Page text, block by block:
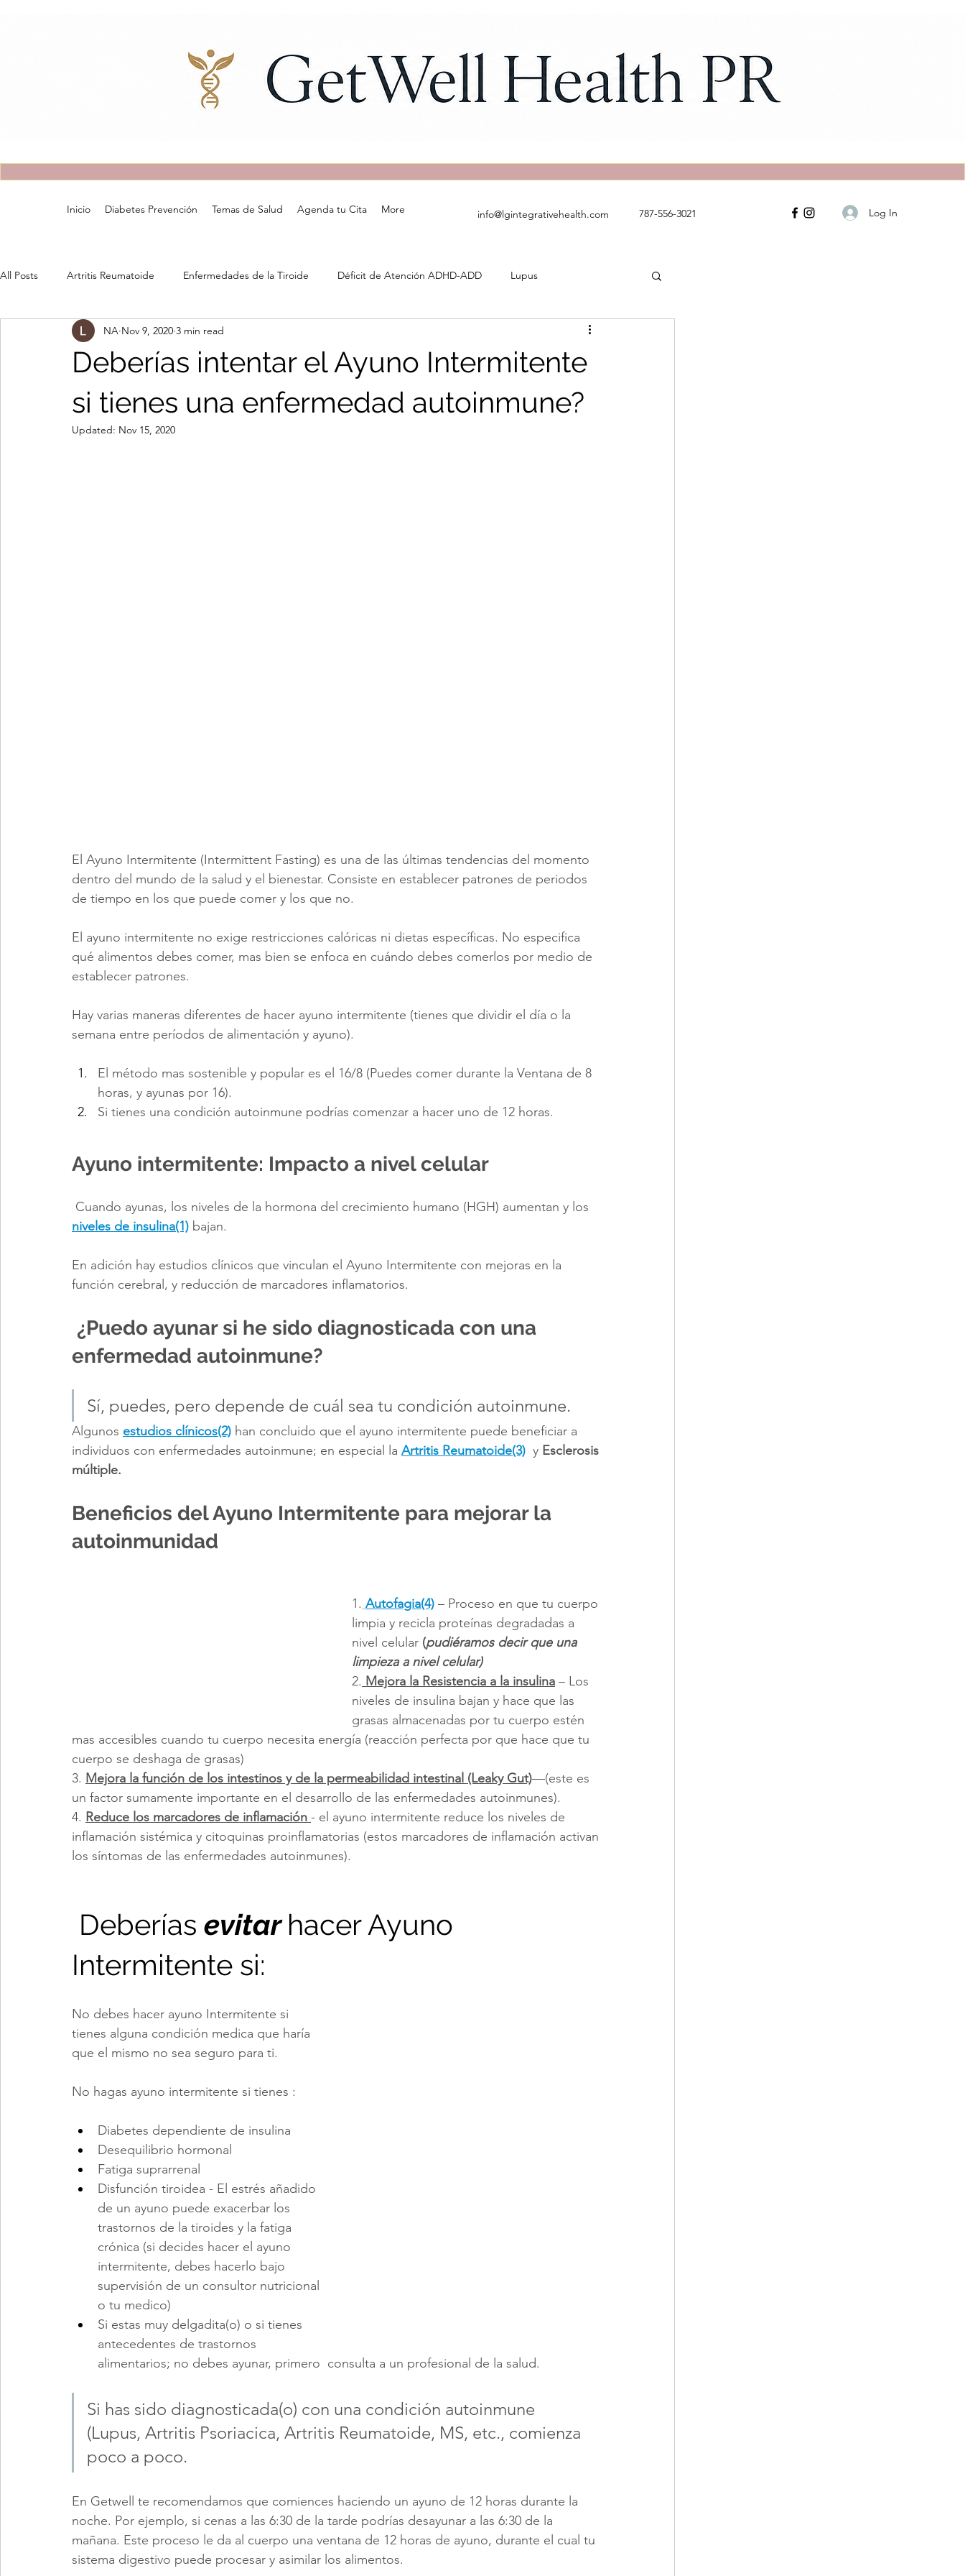
Inicio Diabetes Prevención Temas de Salud Agenda tu Cita More info@lgintegrativehealth.com 787-556-3021 Log In
All Posts Artritis Reumatoide Enfermedades de la Tiroide Déficit de Atención ADHD-ADD Lupus
Tiroiditis de Hashimoto Dandole la Batalla al Cancer
Deberías intentar el Ayuno Intermitente
si tienes una enfermedad autoinmune?
NA Nov 9, 2020 3 min read
Updated: Nov 15, 2020
El Ayuno Intermitente (Intermittent Fasting) es una de las últimas tendencias del momento
dentro del mundo de la salud y el bienestar. Consiste en establecer patrones de periodos
de tiempo en los que puede comer y los que no.
El ayuno intermitente no exige restricciones calóricas ni dietas específicas. No especifica
qué alimentos debes comer, mas bien se enfoca en cuándo debes comerlos por medio de
establecer patrones.
Hay varias maneras diferentes de hacer ayuno intermitente (tienes que dividir el día o la
semana entre períodos de alimentación y ayuno).
El método mas sostenible y popular es el 16/8 (Puedes comer durante la Ventana de 8
horas, y ayunas por 16).
Si tienes una condición autoinmune podrías comenzar a hacer uno de 12 horas.
Ayuno intermitente: Impacto a nivel celular
Cuando ayunas, los niveles de la hormona del crecimiento humano (HGH) aumentan y los
niveles de insulina(1) bajan.
En adición hay estudios clínicos que vinculan el Ayuno Intermitente con mejoras en la
función cerebral, y reducción de marcadores inflamatorios.
¿Puedo ayunar si he sido diagnosticada con una
enfermedad autoinmune?
Sí, puedes, pero depende de cuál sea tu condición autoinmune.
Algunos estudios clínicos(2) han concluido que el ayuno intermitente puede beneficiar a
individuos con enfermedades autoinmune; en especial la Artritis Reumatoide(3) y Esclerosis
múltiple.
Beneficios del Ayuno Intermitente para mejorar la
autoinmunidad
1. Autofagia(4) – Proceso en que tu cuerpo
limpia y recicla proteínas degradadas a
nivel celular (pudiéramos decir que una
limpieza a nivel celular)
2. Mejora la Resistencia a la insulina – Los
niveles de insulina bajan y hace que las
grasas almacenadas por tu cuerpo estén
mas accesibles cuando tu cuerpo necesita energía (reacción perfecta por que hace que tu
cuerpo se deshaga de grasas)
3. Mejora la función de los intestinos y de la permeabilidad intestinal (Leaky Gut)—(este es
un factor sumamente importante en el desarrollo de las enfermedades autoinmunes).
4. Reduce los marcadores de inflamación - el ayuno intermitente reduce los niveles de
inflamación sistémica y citoquinas proinflamatorias (estos marcadores de inflamación activan
los síntomas de las enfermedades autoinmunes).
Deberías evitar hacer Ayuno
Intermitente si:
No debes hacer ayuno Intermitente si
tienes alguna condición medica que haría
que el mismo no sea seguro para ti.
No hagas ayuno intermitente si tienes :
Diabetes dependiente de insulina
Desequilibrio hormonal
Fatiga suprarrenal
Disfunción tiroidea - El estrés añadido
de un ayuno puede exacerbar los
trastornos de la tiroides y la fatiga
crónica (si decides hacer el ayuno
intermitente, debes hacerlo bajo
supervisión de un consultor nutricional
o tu medico)
Si estas muy delgadita(o) o si tienes
antecedentes de trastornos
alimentarios; no debes ayunar, primero  consulta a un profesional de la salud.
Si has sido diagnosticada(o) con una condición autoinmune
(Lupus, Artritis Psoriacica, Artritis Reumatoide, MS, etc., comienza
poco a poco.
En Getwell te recomendamos que comiences haciendo un ayuno de 12 horas durante la
noche. Por ejemplo, si cenas a las 6:30 de la tarde podrías desayunar a las 6:30 de la
mañana. Este proceso le da al cuerpo una ventana de 12 horas de ayuno, durante el cual tu
sistema digestivo puede procesar y asimilar los alimentos.